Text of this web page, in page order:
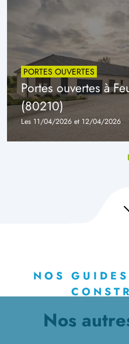
PORTES OUVERTES
Portes ouvertes à
(80210)
Les 11/04/2026 et 12/04/2026
NOS
Nos